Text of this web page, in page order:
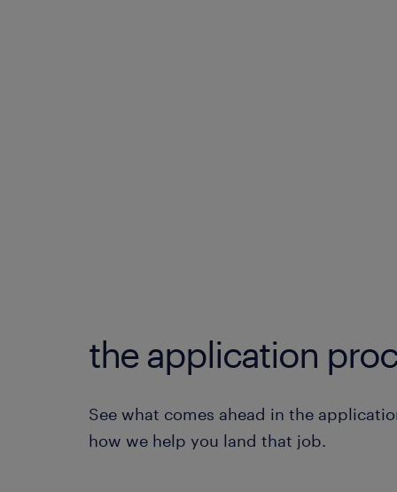
the application
See what comes ahead in the
how we help you land that job.